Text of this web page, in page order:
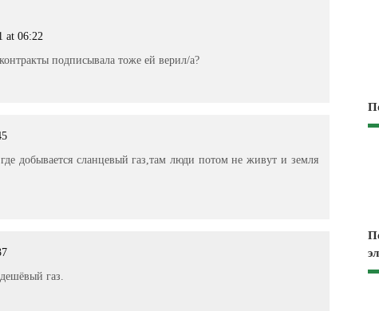
at 06:22
подписывала тоже ей верил/а?
добывается сланцевый газ,там люди потом не живут и земля
газ.